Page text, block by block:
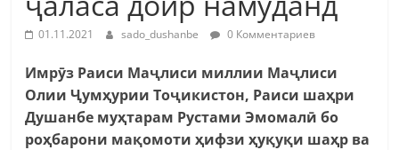
01.11.2021 sado_dushanbe 0 Комментариев
Имрӯз Раиси Маҷлиси миллии Маҷлиси
Олии Ҷумҳурии Тоҷикистон, Раиси шаҳри
Душанбе муҳтарам Рустами Эмомалӣ бо
роҳбарони мақомоти ҳифзи ҳуқуқи шаҳр ва